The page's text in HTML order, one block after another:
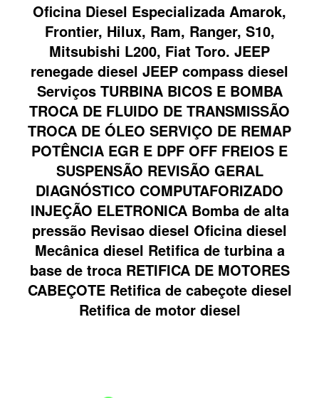
Oficina Diesel Especializada Amarok,
Frontier, Hilux, Ram, Ranger, S10,
Mitsubishi L200, Fiat Toro. JEEP
renegade diesel JEEP compass diesel
Serviços TURBINA BICOS E BOMBA
TROCA DE FLUIDO DE TRANSMISSÃO
TROCA DE ÓLEO SERVIÇO DE REMAP
POTÊNCIA EGR E DPF OFF FREIOS E
SUSPENSÃO REVISÃO GERAL
DIAGNÓSTICO COMPUTAFORIZADO
INJEÇÃO ELETRONICA Bomba de alta
pressão Revisao diesel Oficina diesel
Mecânica diesel Retifica de turbina a
base de troca RETIFICA DE MOTORES
CABEÇOTE Retifica de cabeçote diesel
Retifica de motor diesel